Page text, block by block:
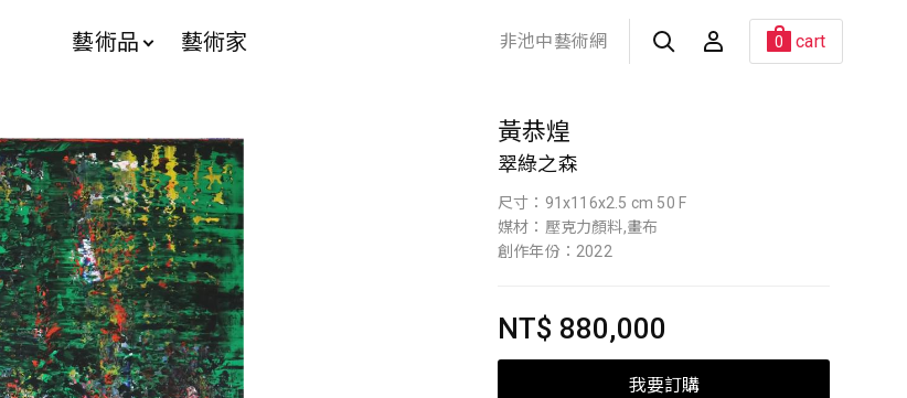
藝術品 藝術家 非池中藝術網 0 cart
黃恭煌
翠綠之森
尺寸：91x116x2.5 cm 50 F
媒材：壓克力顏料,畫布
創作年份：2022
NT$ 880,000
我要訂購